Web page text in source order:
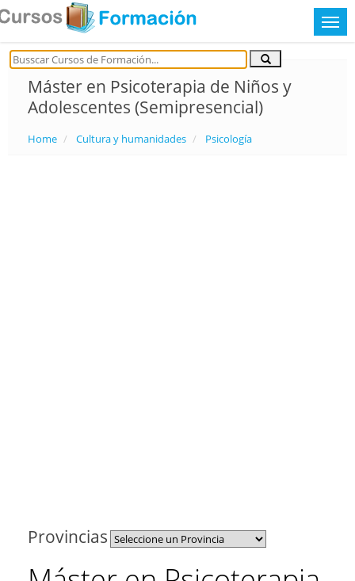
Máster en Psicoterapia de Niños y
Adolescentes (Semipresencial)
Home Cultura y humanidades Psicología
Provincias